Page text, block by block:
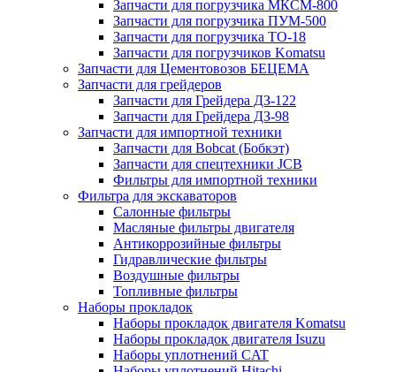
Запчасти для погрузчика МКСМ-800
Запчасти для погрузчика ПУМ-500
Запчасти для погрузчика ТО-18
Запчасти для погрузчиков Komatsu
Запчасти для Цементовозов БЕЦЕМА
Запчасти для грейдеров
Запчасти для Грейдера ДЗ-122
Запчасти для Грейдера ДЗ-98
Запчасти для импортной техники
Запчасти для Bobcat (Бобкэт)
Запчасти для спецтехники JCB
Фильтры для импортной техники
Фильтра для экскаваторов
Салонные фильтры
Масляные фильтры двигателя
Антикоррозийные фильтры
Гидравлические фильтры
Воздушные фильтры
Топливные фильтры
Наборы прокладок
Наборы прокладок двигателя Komatsu
Наборы прокладок двигателя Isuzu
Наборы уплотнений CAT